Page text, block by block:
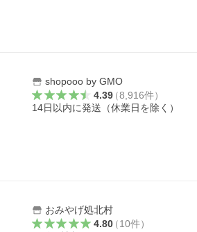
shopooo by GMO
4.39（8,916件）
14日以内に発送（休業日を除く）
おみやげ処北村
4.80（10件）